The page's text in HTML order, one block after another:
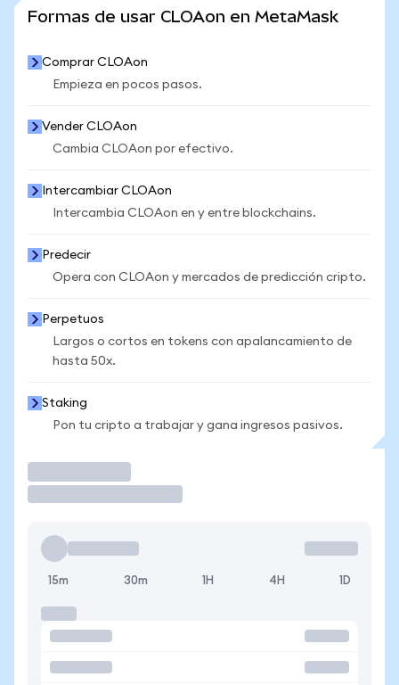
Formas de usar CLOAon en MetaMask
Comprar CLOAon
Empieza en pocos pasos.
Vender CLOAon
Cambia CLOAon por efectivo.
Intercambiar CLOAon
Intercambia CLOAon en y entre blockchains.
Predecir
Opera con CLOAon y mercados de predicción cripto.
Perpetuos
Largos o cortos en tokens con apalancamiento de
hasta 50x.
Staking
Pon tu cripto a trabajar y gana ingresos pasivos.
15m 30m 1H 4H 1D